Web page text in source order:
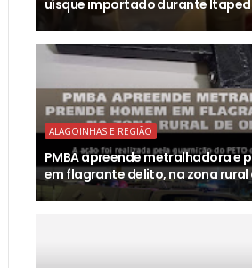
uísque importado durante
ALAGOINHAS E REGIÃO
PMBA apreende metralhadora e
em flagrante delito, na zona rural